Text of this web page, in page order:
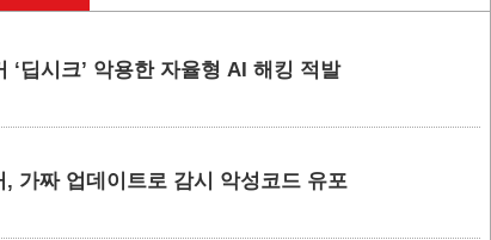
‘딥시크’ 악용한 자율형 AI 해킹 적발
가짜 업데이트로 감시 악성코드 유포